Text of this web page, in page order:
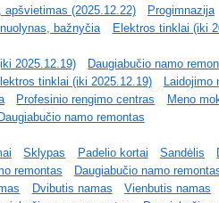
(2025.12.22) Progimnazija
bažnyčia Elektros tinklai (iki
2025.12.19) Daugiabučio namo
tinklai (iki 2025.12.19) Laidojimo
Profesinio rengimo centras Meno
namo remontas
Sklypas Padelio kortai Sandėlis
remontas Daugiabučio namo
Dvibutis namas Vienbutis namas